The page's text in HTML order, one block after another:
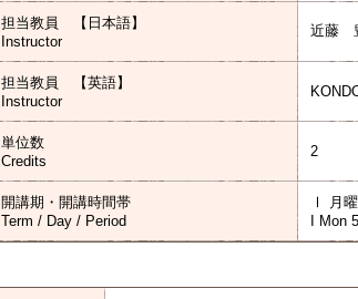
担当教員 【日本語】
Instructor
近藤
担当教員 【英語】
Instructor
単位数
Credits
2
開講期・開講時間帯
Term / Day / Period
Ⅰ 月
I Mon 5